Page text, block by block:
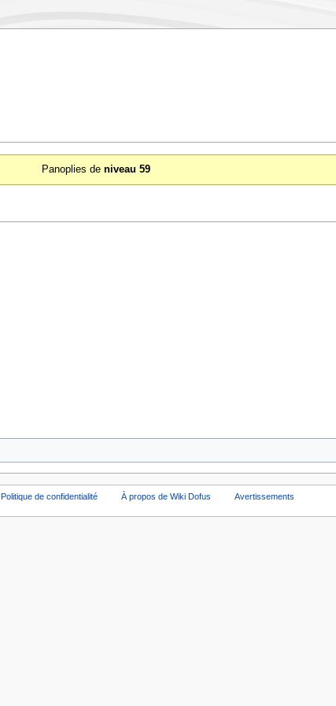
Panoplies deniveau 59
Politique de confidentialité À propos de Wiki Dofus Avertissements